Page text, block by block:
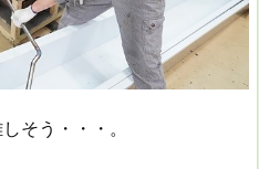
そう・・・。